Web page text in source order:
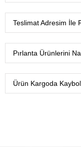
güvenli alışveriş
yapabiliyoruz.
Teslimat Adresim İle
farklı tanımlamanız
Pırlanta Ürünlerini
olduğunuz isme
gönderiyoruz.
Ürün Kargoda